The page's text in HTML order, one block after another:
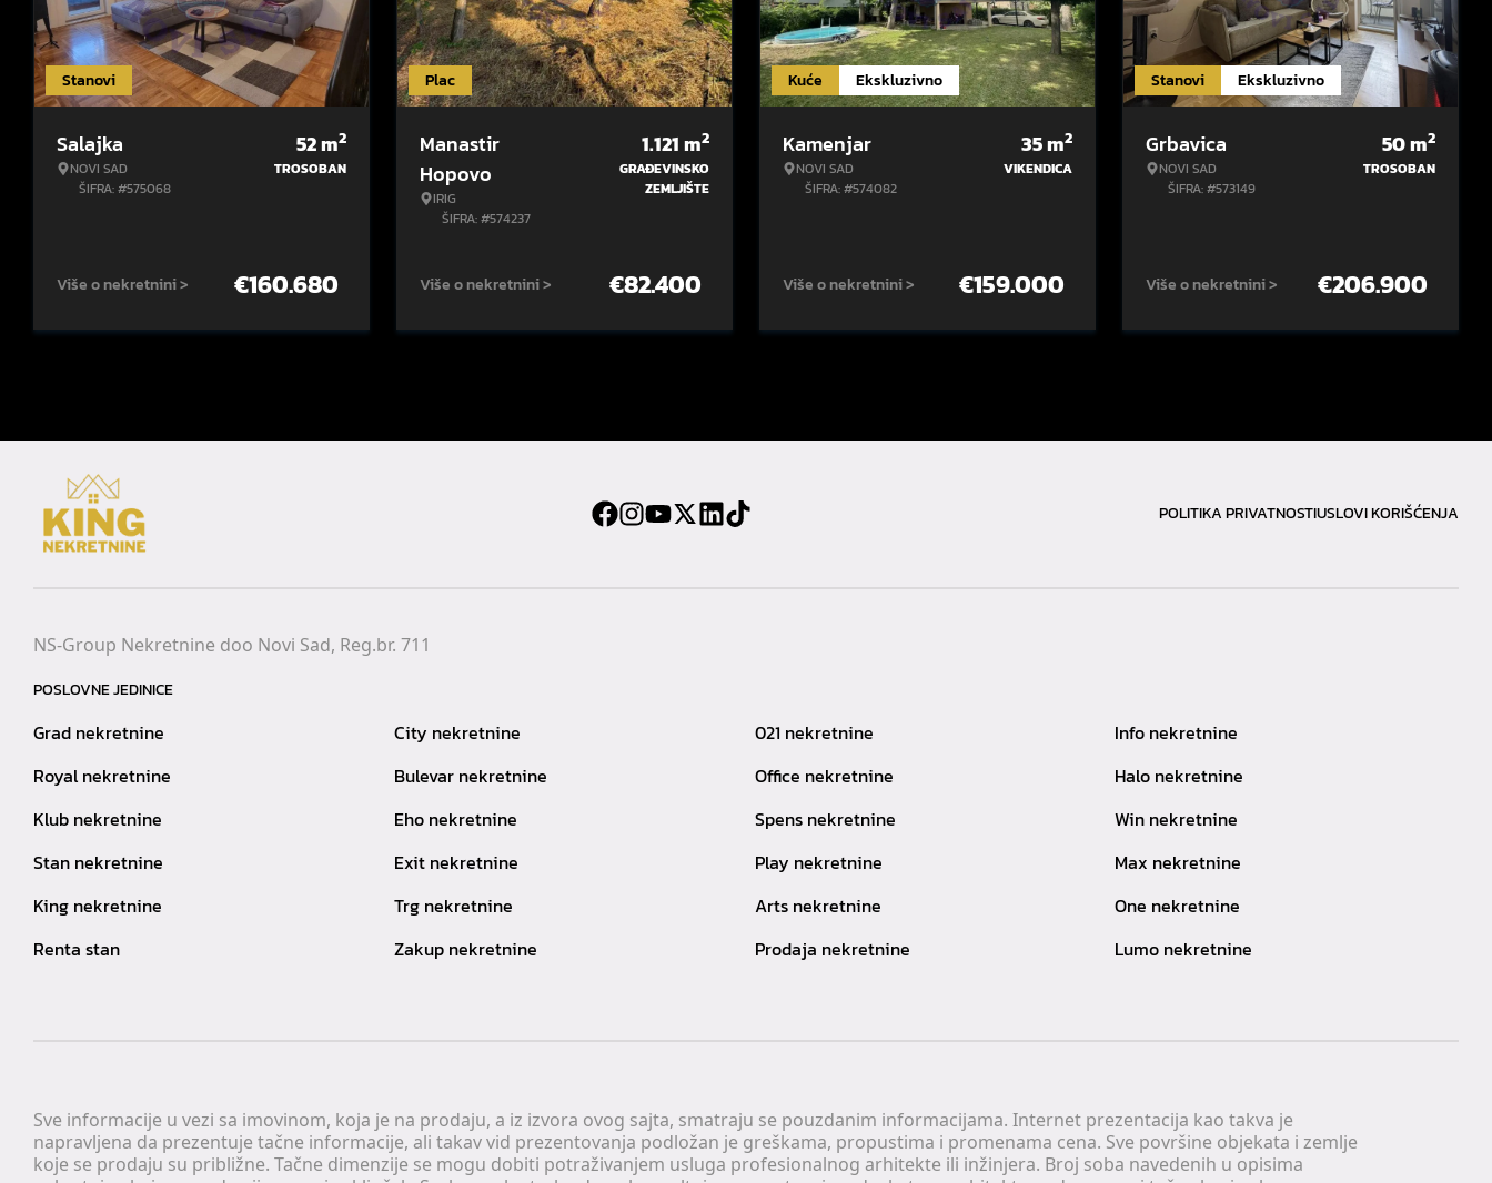
Stanovi
Salajka
NOVI SAD
ŠIFRA: #575068
52m2
TROSOBAN
Više o nekretnini > €160.680
Plac
Manastir
Hopovo
IRIG
ŠIFRA: #574237
1.121m2
GRAĐEVINSKO
ZEMLJIŠTE
Više o nekretnini > €82.400
Kuće Ekskluzivno
Kamenjar
NOVI SAD
ŠIFRA: #574082
35m2
VIKENDICA
Više o nekretnini > €159.000
Stanovi Ekskluzivno
Grbavica
NOVI SAD
ŠIFRA: #573149
50m2
TROSOBAN
Više o nekretnini > €206.900
POLITIKA PRIVATNOSTIUSLOVI KORIŠĆENJA
Sve informacije u vezi sa imovinom, koja je na prodaju, a iz izvora ovog sajta, smatraju se pouzdanim informacijama. Internet prezentacija kao takva je
napravljena da prezentuje tačne informacije, ali takav vid prezentovanja podložan je greškama, propustima i promenama cena. Sve površine objekata i zemlje
koje se prodaju su približne. Tačne dimenzije se mogu dobiti potraživanjem usluga profesionalnog arhitekte ili inžinjera. Broj soba navedenih u opisima
NS-Group Nekretnine doo Novi Sad, Reg.br. 711
POSLOVNE JEDINICE
Grad nekretnine City nekretnine 021 nekretnine
Info nekretnine
Royal nekretnine
Bulevar nekretnine Office nekretnine
Halo nekretnine
Klub nekretnine
Eho nekretnine Spens nekretnine
Win nekretnine
Stan nekretnine
Exit nekretnine Play nekretnine
Max nekretnine
King nekretnine
Trg nekretnine Arts nekretnine
One nekretnine
Renta stan
Zakup nekretnine Prodaja nekretnine Lumo nekretnine